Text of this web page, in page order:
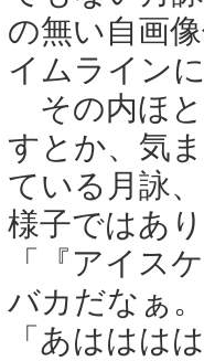
の無い自画
イムライン
その内ほと
すとか、気
ている月詠
様子ではあ
「『アイス
バカだなぁ
「あははは